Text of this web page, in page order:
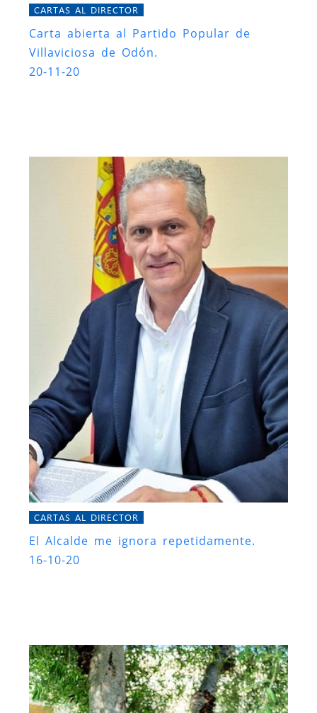
CARTAS AL DIRECTOR
Carta abierta al Partido Popular de
Villaviciosa de Odón.
20-11-20
CARTAS AL DIRECTOR
El Alcalde me ignora repetidamente.
16-10-20